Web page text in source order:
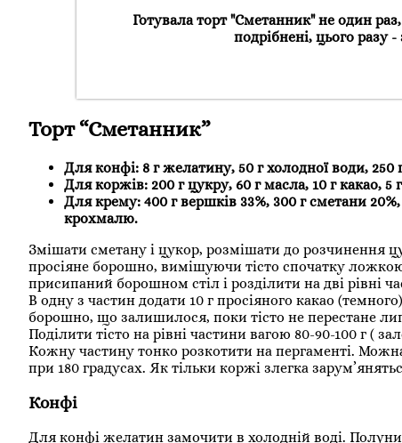
Готувала торт "Сметанник" не один
подрібнені, цього
Торт “Сметанник”
Для конфі: 8 г желатину, 50 г холодної води, 250
Для коржів: 200 г цукру, 60 г масла, 10 г какао, 5
Для крему: 400 г вершків 33%, 300 г сметани
крохмалю.
Змішати сметану і цукор, розмішати до розчинення
просіяне борошно, вимішуючи тісто спочатку
присипаний борошном стіл і розділити на дві рівні
В одну з частин додати 10 г просіяного какао
борошно, що залишилося, поки тісто не перестане
Поділити тісто на рівні частини вагою 80-90-100 г (
Кожну частину тонко розкотити на пергаменті.
при 180 градусах. Як тільки коржі злегка
Конфі
Для конфі желатин замочити в холодній воді.